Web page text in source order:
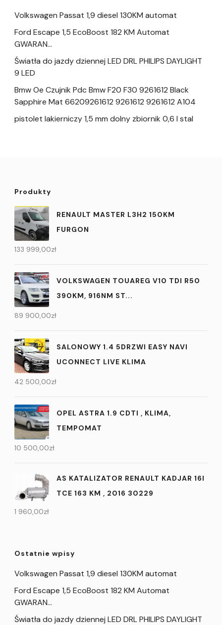
Volkswagen Passat 1,9 diesel 130KM automat
Ford Escape 1,5 EcoBoost 182 KM Automat
GWARAN…
Światła do jazdy dziennej LED DRL PHILIPS DAYLIGHT
9 LED
Bmw Oe Czujnik Pdc Bmw F20 F30 9261612 Black
Sapphire Mat 66209261612 9261612 9261612 A104
pistolet lakierniczy 1,5 mm dolny zbiornik 0,6 l stal
Produkty
RENAULT MASTER L3H2 150KM
FURGON
133 999,00zł
VOLKSWAGEN TOUAREG V10 TDI R50
390KM, 916NM ST...
89 900,00zł
SALONOWY 1.4 5DRZWI EASY NAVI
UCONNECT LIVE KLIMA
42 500,00zł
OPEL ASTRA 1.9 CDTI , KLIMA,
TEMPOMAT
10 500,00zł
AS KATALIZATOR RENAULT KADJAR 16I
TCE 163 KM , 2016 30229
1 960,00zł
Ostatnie wpisy
Volkswagen Passat 1,9 diesel 130KM automat
Ford Escape 1,5 EcoBoost 182 KM Automat
GWARAN…
Światła do jazdy dziennej LED DRL PHILIPS DAYLIGHT